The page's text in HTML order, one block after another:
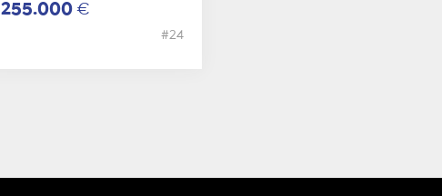
255.000€
#24